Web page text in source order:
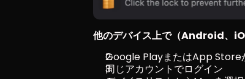
他のデバイス上で（Android、
Google PlayまたはApp Store
同じアカウントでログイン